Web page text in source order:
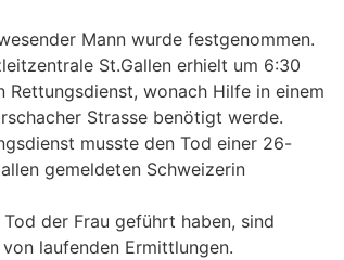
Mann wurde festgenommen.
St.Gallen erhielt um 6:30
Rettungsdienst, wonach Hilfe in einem
Strasse benötigt werde.
musste den Tod einer 26-
gemeldeten Schweizerin
der Frau geführt haben, sind
laufenden Ermittlungen.